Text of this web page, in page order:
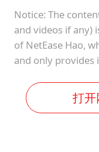
Notice: The
and videos if any)
of NetEase Hao,
and only provides
打